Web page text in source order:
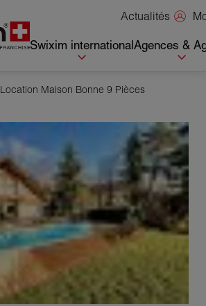
Actualités
Swixim internationalAgences &
Location Maison Bonne 9 Pièces